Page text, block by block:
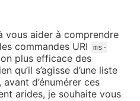
vous aider à comprendre
commandes URI
ms-
plus efficace des
qu’il s’agisse d’une liste
d’énumérer ces
arides, je souhaite vous